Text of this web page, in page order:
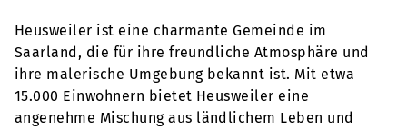
Heusweiler ist eine charmante Gemeinde im
Saarland, die für ihre freundliche Atmosphäre und
ihre malerische Umgebung bekannt ist. Mit etwa
15.000 Einwohnern bietet Heusweiler eine
angenehme Mischung aus ländlichem Leben und